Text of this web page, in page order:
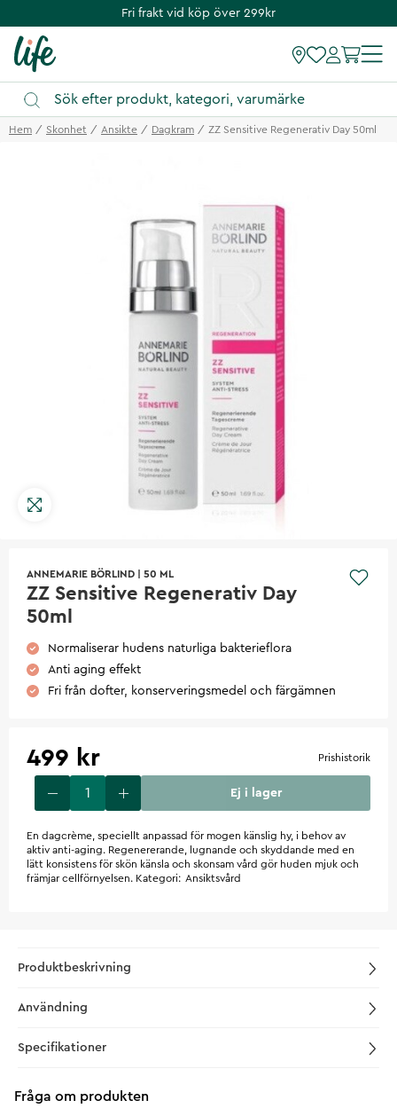
Fri frakt vid köp över 299kr
Hem Skonhet Ansikte Dagkram ZZ Sensitive Regenerativ Day 50ml
ANNEMARIE BÖRLIND 50 ML
ZZ Sensitive Regenerativ Day
50ml
Normaliserar hudens naturliga bakterieflora
Anti aging effekt
Fri från dofter, konserveringsmedel och färgämnen
499 kr Prishistorik
Ej i lager
En dagcrème, speciellt anpassad för mogen känslig hy, i behov av
aktiv anti-aging. Regenererande, lugnande och skyddande med en
lätt konsistens för skön känsla och skonsam vård gör huden mjuk och
främjar cellförnyelsen. Kategori: Ansiktsvård
Produktbeskrivning
Användning
Specifikationer
Fråga om produkten